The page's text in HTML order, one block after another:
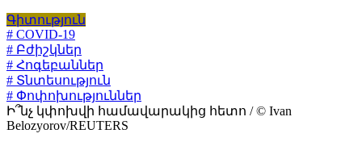
Գիտություն
# COVID-19
# Բժիշկներ
# Հոգեբաններ
# Տնտեսություն
# Փոփոխություններ
Ի՞նչ կփոխվի համավարակից հետո / © Ivan
Belozyorov/REUTERS